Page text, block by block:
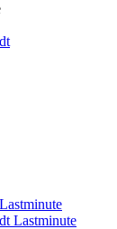
Lastminute